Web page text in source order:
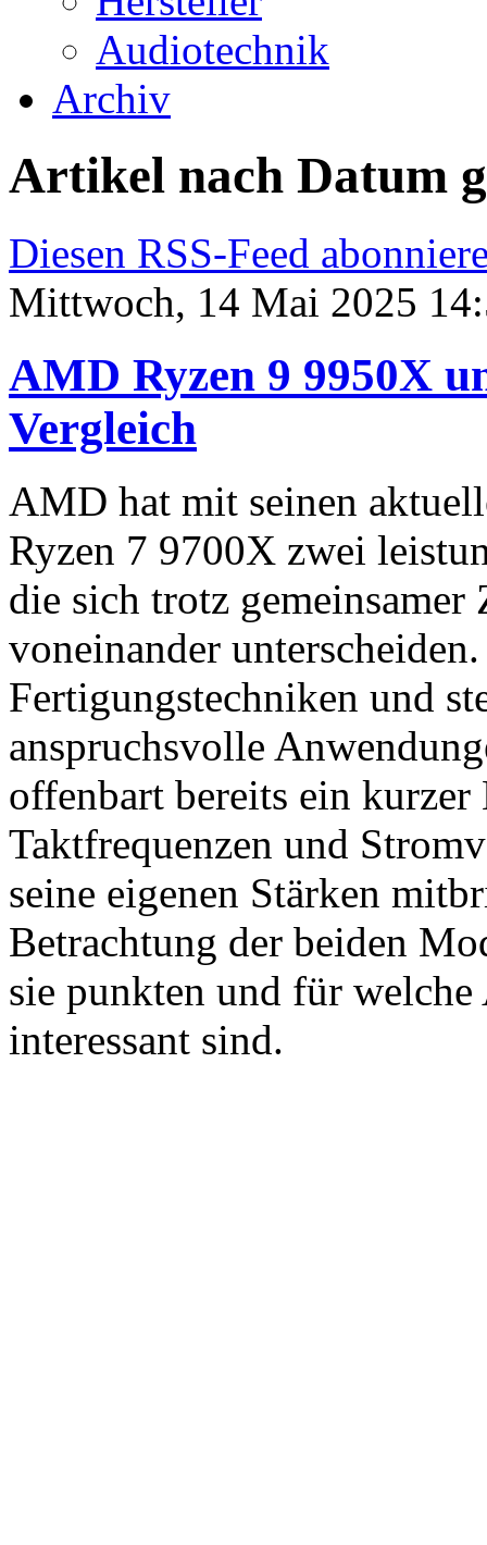
Audiotechnik
Archiv
Artikel nach Datum
Diesen RSS-Feed
Mittwoch, 14 Mai 2025
AMD Ryzen 9 9950X
Vergleich
AMD hat mit seinen
Ryzen 7 9700X zwei
die sich trotz
voneinander
Fertigungstechniken und
anspruchsvolle
offenbart bereits ein
Taktfrequenzen und
seine eigenen Stärken
Betrachtung der beiden
sie punkten und für welche
interessant sind.